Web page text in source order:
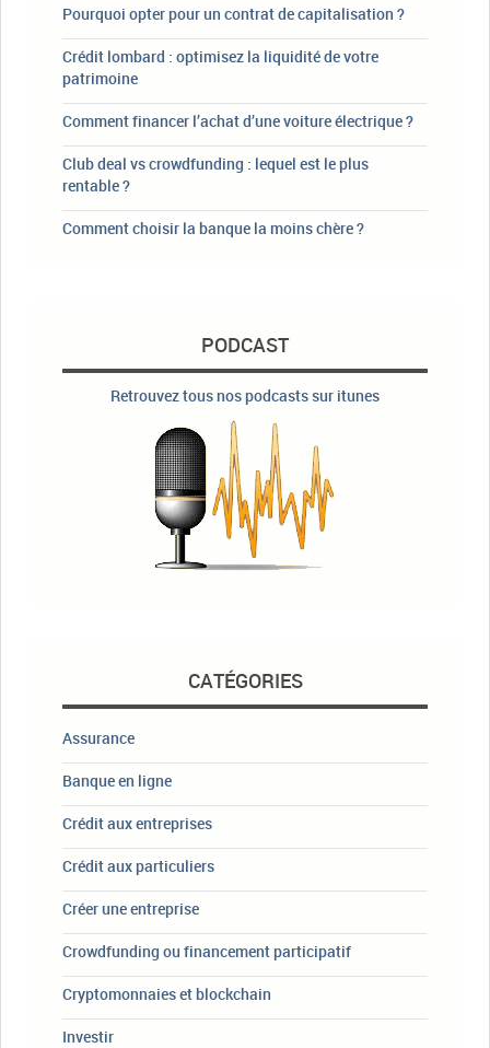
Pourquoi opter pour un contrat de capitalisation ?
Crédit lombard : optimisez la liquidité de votre
patrimoine
Comment financer l’achat d’une voiture électrique ?
Club deal vs crowdfunding : lequel est le plus
rentable ?
Comment choisir la banque la moins chère ?
PODCAST
Retrouvez tous nos podcasts sur itunes
CATÉGORIES
Assurance
Banque en ligne
Crédit aux entreprises
Crédit aux particuliers
Créer une entreprise
Crowdfunding ou financement participatif
Cryptomonnaies et blockchain
Investir